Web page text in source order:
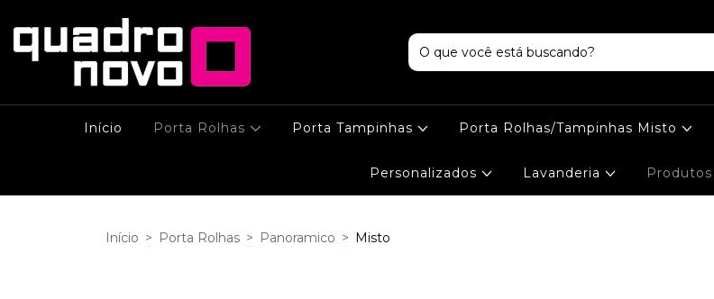
Início Porta Rolhas Porta Tampinhas Porta Rolhas/Tampinhas Misto
Personalizados Lavanderia Produtos
Início > Porta Rolhas > Panoramico > Misto